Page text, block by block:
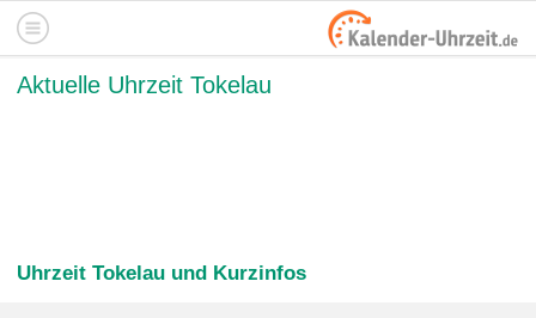
Aktuelle Uhrzeit Tokelau
Uhrzeit Tokelau und Kurzinfos